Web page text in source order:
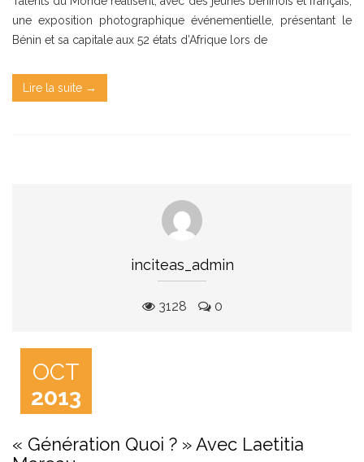
une exposition photographique événementielle, présentant le
Bénin et sa capitale aux 52 états d’Afrique lors de
Lire la suite →
inciteas_admin
3128 0
OCT
2013
« Génération Quoi ? » Avec Laetitia